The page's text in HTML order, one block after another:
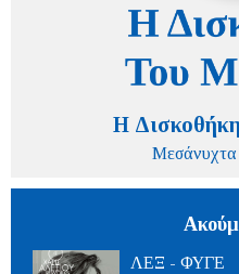
Η
ΛΕΞ - ΦΥΓΕ